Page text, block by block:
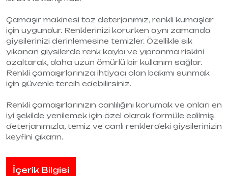
Çamaşır makinesi toz deterjanımız, renkli kumaşlar
için uygundur. Renklerinizi korurken aynı zamanda
giysilerinizi derinlemesine temizler. Özellikle sık
yıkanan giysilerde renk kaybı ve yıpranma riskini
azaltarak, daha uzun ömürlü bir kullanım sağlar.
Renkli çamaşırlarınıza ihtiyacı olan bakımı sunmak
için güvenle tercih edebilirsiniz.
Renkli çamaşırlarınızın canlılığını korumak ve onları en
iyi şekilde yenilemek için özel olarak formüle edilmiş
deterjanımızla, temiz ve canlı renklerdeki giysilerinizin
keyfini çıkarın.
İçerik Bilgisi